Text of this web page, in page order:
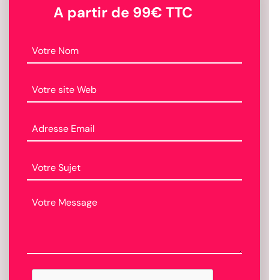
A partir de 99€ TTC